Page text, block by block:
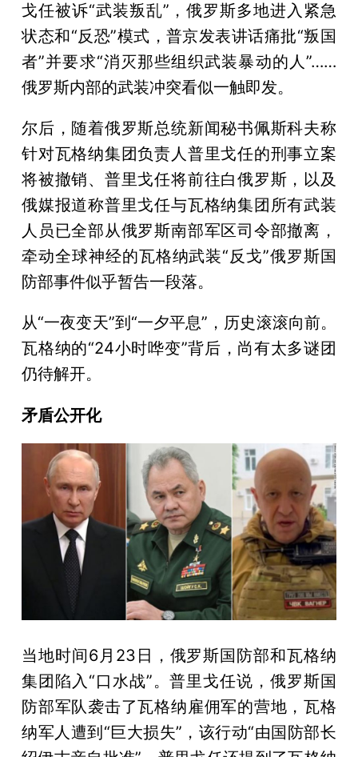
戈任被诉“武装叛乱”，俄罗斯多地进入紧急
状态和“反恐”模式，普京发表讲话痛批“叛国
者”并要求“消灭那些组织武装暴动的人”……
俄罗斯内部的武装冲突看似一触即发。
尔后，随着俄罗斯总统新闻秘书佩斯科夫称
针对瓦格纳集团负责人普里戈任的刑事立案
将被撤销、普里戈任将前往白俄罗斯，以及
俄媒报道称普里戈任与瓦格纳集团所有武装
人员已全部从俄罗斯南部军区司令部撤离，
牵动全球神经的瓦格纳武装“反戈”俄罗斯国
防部事件似乎暂告一段落。
从“一夜变天”到“一夕平息”，历史滚滚向前。
瓦格纳的“24小时哗变”背后，尚有太多谜团
仍待解开。
矛盾公开化
当地时间6月23日，俄罗斯国防部和瓦格纳
集团陷入“口水战”。普里戈任说，俄罗斯国
防部军队袭击了瓦格纳雇佣军的营地，瓦格
纳军人遭到“巨大损失”，该行动“由国防部长